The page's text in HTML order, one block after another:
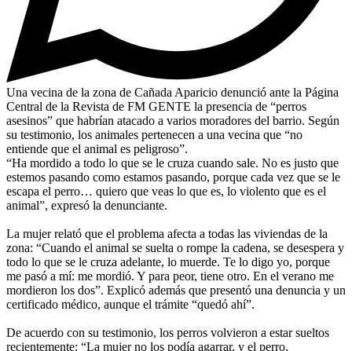
Una vecina de la zona de Cañada Aparicio denunció ante la Página
Central de la Revista de FM GENTE la presencia de “perros
asesinos” que habrían atacado a varios moradores del barrio. Según
su testimonio, los animales pertenecen a una vecina que “no
entiende que el animal es peligroso”.
“Ha mordido a todo lo que se le cruza cuando sale. No es justo que
estemos pasando como estamos pasando, porque cada vez que se le
escapa el perro… quiero que veas lo que es, lo violento que es el
animal”, expresó la denunciante.
La mujer relató que el problema afecta a todas las viviendas de la
zona: “Cuando el animal se suelta o rompe la cadena, se desespera y
todo lo que se le cruza adelante, lo muerde. Te lo digo yo, porque
me pasó a mí: me mordió. Y para peor, tiene otro. En el verano me
mordieron los dos”. Explicó además que presentó una denuncia y un
certificado médico, aunque el trámite “quedó ahí”.
De acuerdo con su testimonio, los perros volvieron a estar sueltos
recientemente: “La mujer no los podía agarrar, y el perro,